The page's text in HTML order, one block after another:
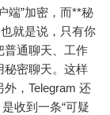
端”加密，而**秘
就是说，只有你
普通聊天、工作
秘密聊天。这样
，Telegram 还
收到一条“可疑